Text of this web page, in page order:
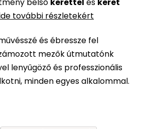
belső kerettel és keret
további részletekért
és ébressze fel
mezők útmutatónk
lenyűgöző és professzionális
minden egyes alkalommal.